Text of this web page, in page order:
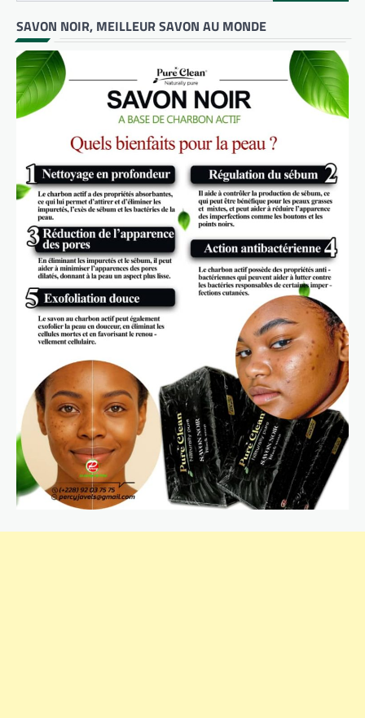
SAVON NOIR, MEILLEUR SAVON AU MONDE